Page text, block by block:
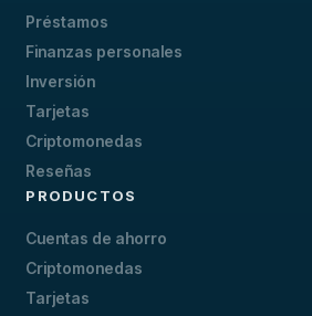
Préstamos
Finanzas personales
Inversión
Tarjetas
Criptomonedas
Reseñas
PRODUCTOS
Cuentas de ahorro
Criptomonedas
Tarjetas